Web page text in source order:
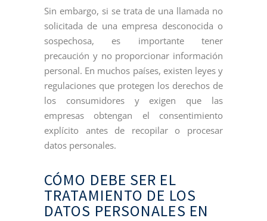
Sin embargo, si se trata de una llamada no
solicitada de una empresa desconocida o
sospechosa, es importante tener
precaución y no proporcionar información
personal. En muchos países, existen leyes y
regulaciones que protegen los derechos de
los consumidores y exigen que las
empresas obtengan el consentimiento
explícito antes de recopilar o procesar
datos personales.
CÓMO DEBE SER EL
TRATAMIENTO DE LOS
DATOS PERSONALES EN